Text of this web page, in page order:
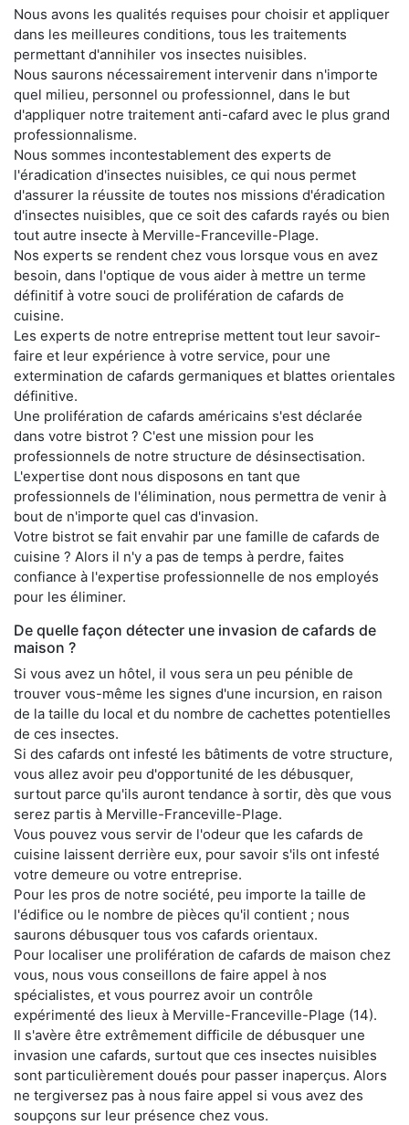
Nous avons les qualités requises pour choisir et appliquer
dans les meilleures conditions, tous les traitements
permettant d'annihiler vos insectes nuisibles.
Nous saurons nécessairement intervenir dans n'importe
quel milieu, personnel ou professionnel, dans le but
d'appliquer notre traitement anti-cafard avec le plus grand
professionnalisme.
Nous sommes incontestablement des experts de
l'éradication d'insectes nuisibles, ce qui nous permet
d'assurer la réussite de toutes nos missions d'éradication
d'insectes nuisibles, que ce soit des cafards rayés ou bien
tout autre insecte à Merville-Franceville-Plage.
Nos experts se rendent chez vous lorsque vous en avez
besoin, dans l'optique de vous aider à mettre un terme
définitif à votre souci de prolifération de cafards de
cuisine.
Les experts de notre entreprise mettent tout leur savoir-
faire et leur expérience à votre service, pour une
extermination de cafards germaniques et blattes orientales
définitive.
Une prolifération de cafards américains s'est déclarée
dans votre bistrot ? C'est une mission pour les
professionnels de notre structure de désinsectisation.
L'expertise dont nous disposons en tant que
professionnels de l'élimination, nous permettra de venir à
bout de n'importe quel cas d'invasion.
Votre bistrot se fait envahir par une famille de cafards de
cuisine ? Alors il n'y a pas de temps à perdre, faites
confiance à l'expertise professionnelle de nos employés
pour les éliminer.
De quelle façon détecter une invasion de cafards de
maison ?
Si vous avez un hôtel, il vous sera un peu pénible de
trouver vous-même les signes d'une incursion, en raison
de la taille du local et du nombre de cachettes potentielles
de ces insectes.
Si des cafards ont infesté les bâtiments de votre structure,
vous allez avoir peu d'opportunité de les débusquer,
surtout parce qu'ils auront tendance à sortir, dès que vous
serez partis à Merville-Franceville-Plage.
Vous pouvez vous servir de l'odeur que les cafards de
cuisine laissent derrière eux, pour savoir s'ils ont infesté
votre demeure ou votre entreprise.
Pour les pros de notre société, peu importe la taille de
l'édifice ou le nombre de pièces qu'il contient ; nous
saurons débusquer tous vos cafards orientaux.
Pour localiser une prolifération de cafards de maison chez
vous, nous vous conseillons de faire appel à nos
spécialistes, et vous pourrez avoir un contrôle
expérimenté des lieux à Merville-Franceville-Plage (14).
Il s'avère être extrêmement difficile de débusquer une
invasion une cafards, surtout que ces insectes nuisibles
sont particulièrement doués pour passer inaperçus. Alors
ne tergiversez pas à nous faire appel si vous avez des
soupçons sur leur présence chez vous.